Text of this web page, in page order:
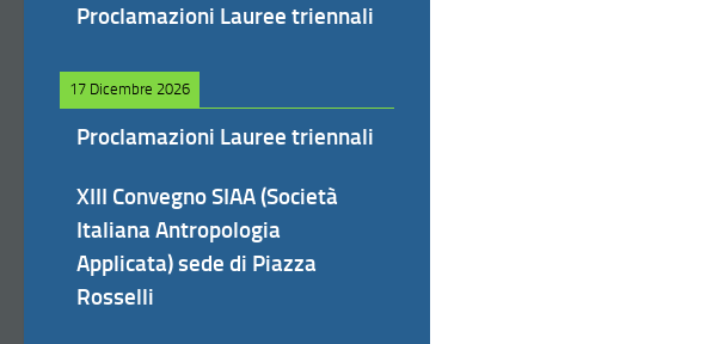
Proclamazioni Lauree triennali
17 Dicembre 2026
Proclamazioni Lauree triennali
XIII Convegno SIAA (Società
Italiana Antropologia
Applicata) sede di Piazza
Rosselli